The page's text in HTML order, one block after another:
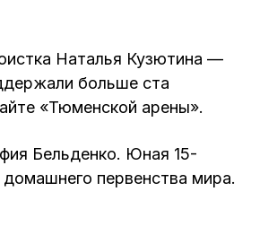
Наталья Кузютина —
больше ста
«Тюменской арены».
Бельденко. Юная 15-
домашнего первенства мира.